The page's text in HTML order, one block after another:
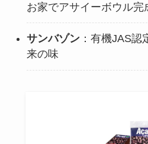
お家でアサイーボウル完
サンバゾン：有機JAS認
来の味